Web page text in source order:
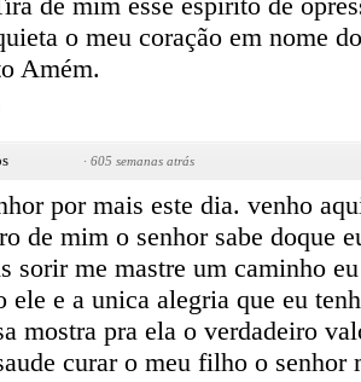
de mim esse espirito de
o meu coração em nome
Amém.
· 605 semanas atrás
por mais este dia. venho
de mim o senhor sabe doque
sorir me mastre um caminho
ele e a unica alegria que eu
mostra pra ela o verdadeiro
curar o meu filho o senhor